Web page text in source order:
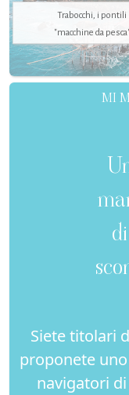
Trabocchi, i pontili
"macchine da
MI
di
Siete titolari
proponete
navigatori